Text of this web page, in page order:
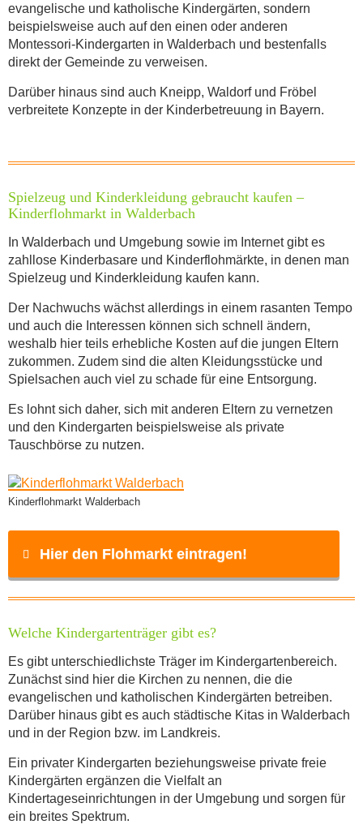
evangelische und katholische Kindergärten, sondern
beispielsweise auch auf den einen oder anderen
Montessori-Kindergarten in Walderbach und bestenfalls
direkt der Gemeinde zu verweisen.
Darüber hinaus sind auch Kneipp, Waldorf und Fröbel
verbreitete Konzepte in der Kinderbetreuung in Bayern.
Spielzeug und Kinderkleidung gebraucht kaufen –
Kinderflohmarkt in Walderbach
In Walderbach und Umgebung sowie im Internet gibt es
zahllose Kinderbasare und Kinderflohmärkte, in denen man
Spielzeug und Kinderkleidung kaufen kann.
Der Nachwuchs wächst allerdings in einem rasanten Tempo
und auch die Interessen können sich schnell ändern,
weshalb hier teils erhebliche Kosten auf die jungen Eltern
zukommen. Zudem sind die alten Kleidungsstücke und
Spielsachen auch viel zu schade für eine Entsorgung.
Es lohnt sich daher, sich mit anderen Eltern zu vernetzen
und den Kindergarten beispielsweise als private
Tauschbörse zu nutzen.
Kinderflohmarkt Walderbach
Hier den Flohmarkt eintragen!
Name*
E-Mail*
INFORMATIONEN
Welche Kindergartenträger gibt es?
Es gibt unterschiedlichste Träger im Kindergartenbereich.
Zunächst sind hier die Kirchen zu nennen, die die
evangelischen und katholischen Kindergärten betreiben.
Darüber hinaus gibt es auch städtische Kitas in Walderbach
und in der Region bzw. im Landkreis.
Ein privater Kindergarten beziehungsweise private freie
Kindergärten ergänzen die Vielfalt an
Kindertageseinrichtungen in der Umgebung und sorgen für
ein breites Spektrum.